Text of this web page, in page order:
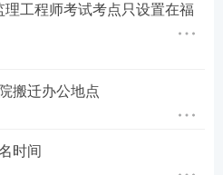
书查询认证系统，请慎重
在报名平台注册并上传过照
人员在网上报名系统填报
业技术人员资格考试报名
工程师考试考点只设置在福
搬迁办公地点
时间